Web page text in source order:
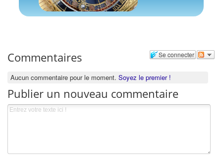
Se connecter
Commentaires
Aucun commentaire pour le moment.Soyez le premier !
Publier un nouveau commentaire